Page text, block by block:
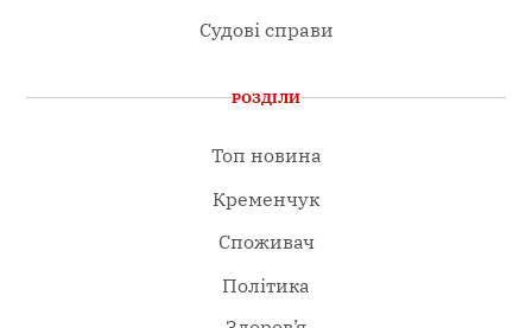
Судові справи
РОЗДІЛИ
Топ новина
Кременчук
Споживач
Політика